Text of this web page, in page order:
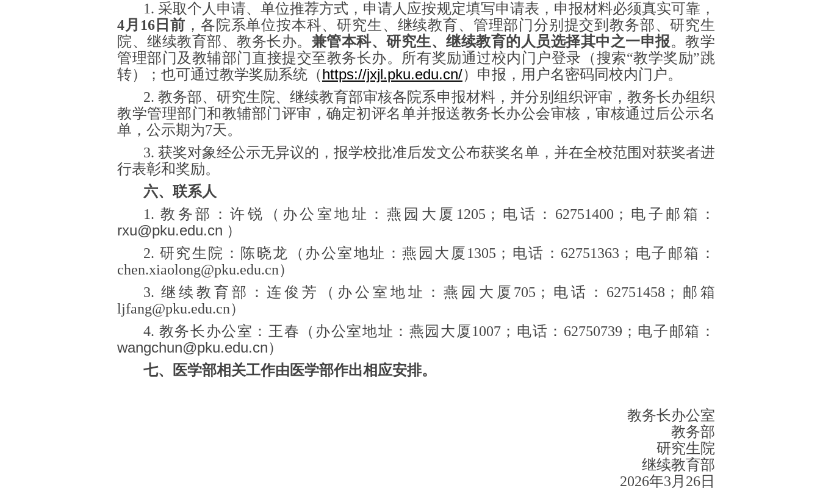
1. 采取个人申请、单位推荐方式，申请人应按规定填写申请表，申报材料必须真实可靠，
4月16日前 ，各院系单位按本科、研究生、继续教育、管理部门分别提交到教务部、研究生
院、继续教育部、教务长办。 兼管本科、研究生、继续教育的人员选择其中之一申报。教学
管理部门及教辅部门直接提交至教务长办。所有奖励通过校内门户登录（搜索“教学奖励”跳
转）；也可通过教学奖励系统（https://jxjl.pku.edu.cn/）申报，用户名密码同校内门户。
2. 教务部、研究生院、继续教育部审核各院系申报材料，并分别组织评审，教务长办组织
教学管理部门和教辅部门评审，确定初评名单并报送教务长办公会审核，审核通过后公示名
单，公示期为7天。
3. 获奖对象经公示无异议的，报学校批准后发文公布获奖名单，并在全校范围对获奖者进
行表彰和奖励。
六、联系人
1. 教务部：许锐（办公室地址：燕园大厦1205；电话：62751400；电子邮箱：
rxu@pku.edu.cn ）
2. 研究生院：陈晓龙（办公室地址：燕园大厦1305；电话：62751363；电子邮箱：
chen.xiaolong@pku.edu.cn）
3. 继续教育部：连俊芳（办公室地址：燕园大厦705；电话：62751458；邮箱
ljfang@pku.edu.cn）
4. 教务长办公室：王春（办公室地址：燕园大厦1007；电话：62750739；电子邮箱：
wangchun@pku.edu.cn）
七、医学部相关工作由医学部作出相应安排。
教务长办公室
教务部
研究生院
继续教育部
2026年3月26日